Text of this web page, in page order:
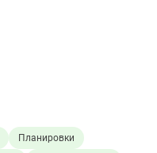
Планировки